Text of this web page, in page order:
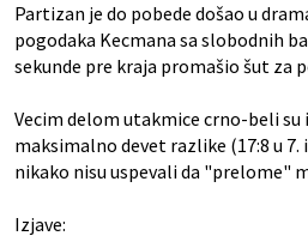
Partizan je do pobede došao u
pogodaka Kecmana sa slobodnih
sekunde pre kraja promašio šut za
Vecim delom utakmice crno-beli
maksimalno devet razlike (17:8 u 7.
nikako nisu uspevali da "prelome"
Izjave: